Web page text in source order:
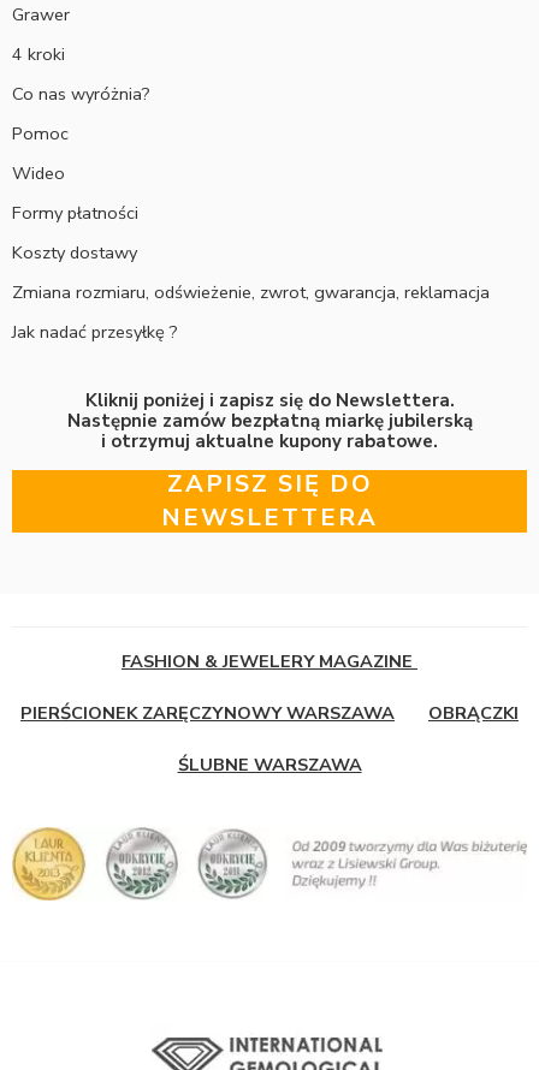
Grawer
4 kroki
Co nas wyróżnia?
Pomoc
Wideo
Formy płatności
Koszty dostawy
Zmiana rozmiaru, odświeżenie, zwrot, gwarancja, reklamacja
Jak nadać przesyłkę ?
Kliknij poniżej i zapisz się do Newslettera.
Następnie zamów bezpłatną miarkę jubilerską
i otrzymuj aktualne kupony rabatowe.
ZAPISZ SIĘ DO
NEWSLETTERA
FASHION & JEWELERY MAGAZINE
PIERŚCIONEK ZARĘCZYNOWY WARSZAWA OBRĄCZKI
ŚLUBNE WARSZAWA